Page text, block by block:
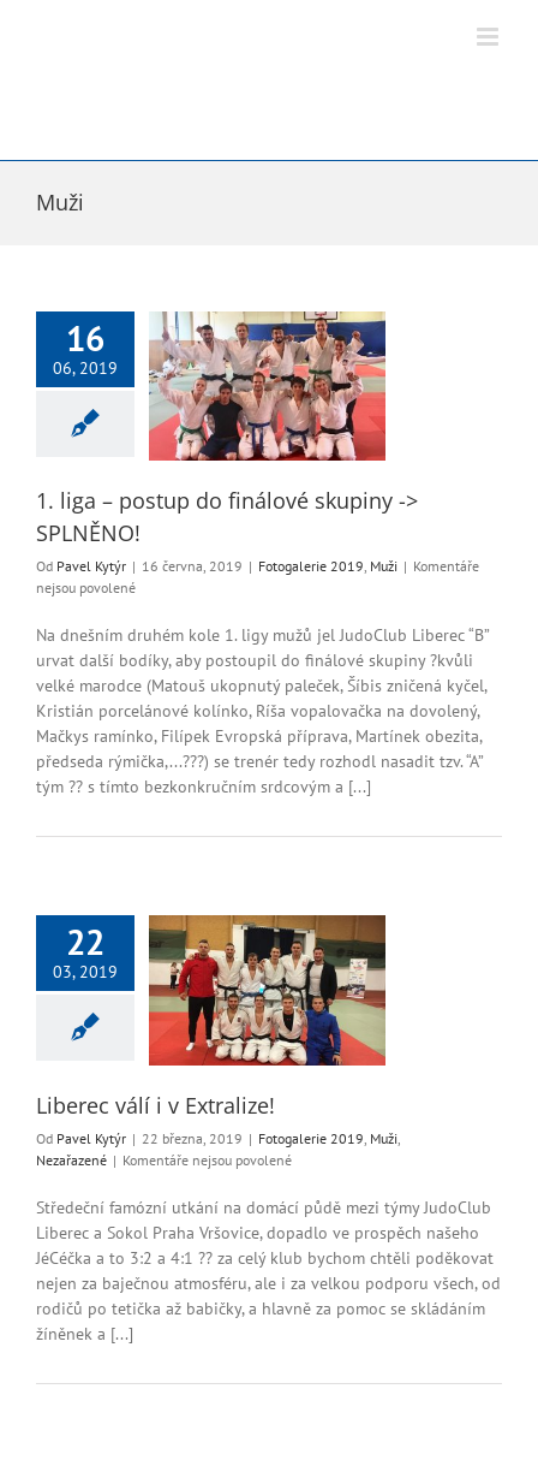
Muži
16
06, 2019
– postup do
1. liga – postup do finálové skupiny ->
SPLNĚNO!
Od Pavel Kytýr | 16 června, 2019 | Fotogalerie 2019, Muži | Komentáře
nejsou povolenéu
s
názvem
liga
–
postup
do
finálové
Na dnešním druhém kole 1. ligy mužů jel JudoClub Liberec “B”
urvat další bodíky, aby postoupil do finálové skupiny ?kvůli
velké marodce (Matouš ukopnutý paleček, Šíbis zničená kyčel,
Kristián porcelánové kolínko, Ríša vopalovačka na dovolený,
Mačkys ramínko, Filípek Evropská příprava, Martínek obezita,
předseda rýmička,...???) se trenér tedy rozhodl nasadit tzv. “A”
tým ?? s tímto bezkonkručním srdcovým a [...]
22
03, 2019
i v Extralize!
Muži
Liberec válí i v Extralize!
Od Pavel Kytýr | 22 března, 2019 | Fotogalerie 2019 Muži
Nezařazené | Komentáře nejsou povolenéu
s
názvem
Liberec
válí
i
v
Středeční famózní utkání na domácí půdě mezi týmy JudoClub
Liberec a Sokol Praha Vršovice, dopadlo ve prospěch našeho
JéCéčka a to 3:2 a 4:1 ?? za celý klub bychom chtěli poděkovat
nejen za baječnou atmosféru, ale i za velkou podporu všech, od
rodičů po tetička až babičky, a hlavně za pomoc se skládáním
žíněnek a [...]